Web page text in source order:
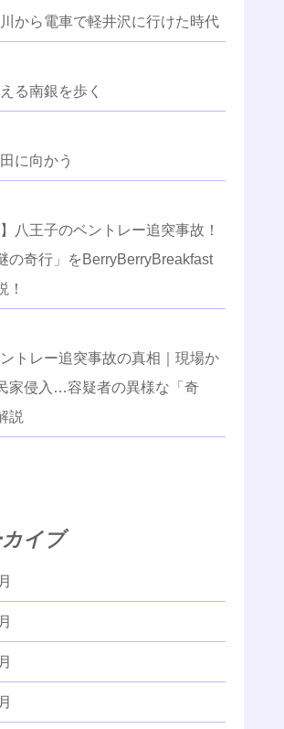
から電車で軽井沢に行けた時代
る南銀を歩く
に向かう
】八王子のベントレー追突事故！
の奇行」をBerryBerryBreakfast
！
トレー追突事故の真相｜現場か
家侵入…容疑者の異様な「奇
説
イブ